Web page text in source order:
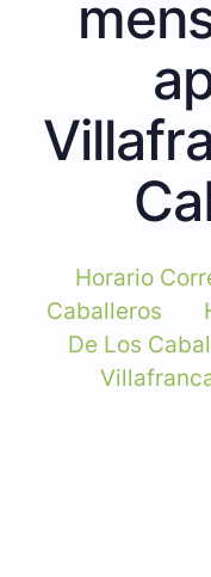
Horario
Caballeros
De Los